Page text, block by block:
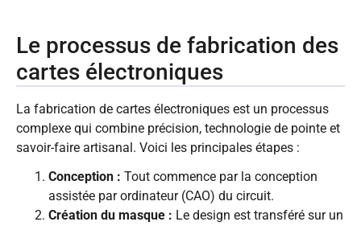
Le processus de fabrication des
cartes électroniques
La fabrication de cartes électroniques est un processus
complexe qui combine précision, technologie de pointe et
savoir-faire artisanal. Voici les principales étapes :
Conception : Tout commence par la conception
assistée par ordinateur (CAO) du circuit.
Création du masque : Le design est transféré sur un